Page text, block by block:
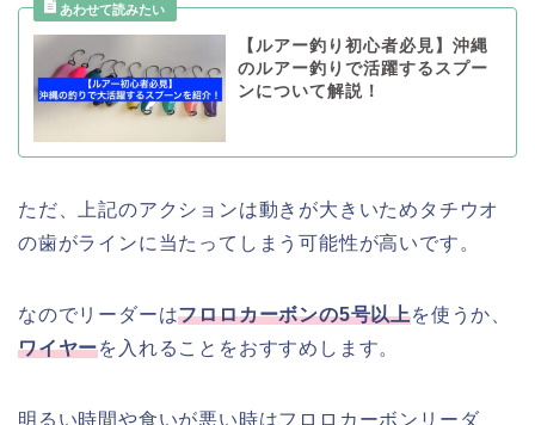
【ルアー釣り初心者必見】沖縄
のルアー釣りで活躍するスプー
ンについて解説！
ただ、上記のアクションは動きが大きいためタチウオ
の歯がラインに当たってしまう可能性が高いです。
なのでリーダーはフロロカーボンの5号以上を使うか、
ワイヤーを入れることをおすすめします。
明るい時間や食いが悪い時はフロロカーボンリーダ